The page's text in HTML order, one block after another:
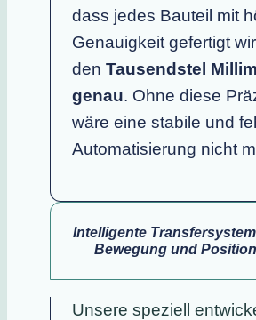
dass jedes Bauteil mit
Genauigkeit gefertigt
den Tausendstel
genau. Ohne diese
wäre eine stabile und
Automatisierung nicht
Intelligente
Bewegung und
Unsere speziell